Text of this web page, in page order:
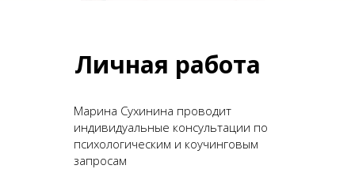
Личная работа
Марина Сухинина проводит
индивидуальные консультации по
психологическим и коучинговым
запросам